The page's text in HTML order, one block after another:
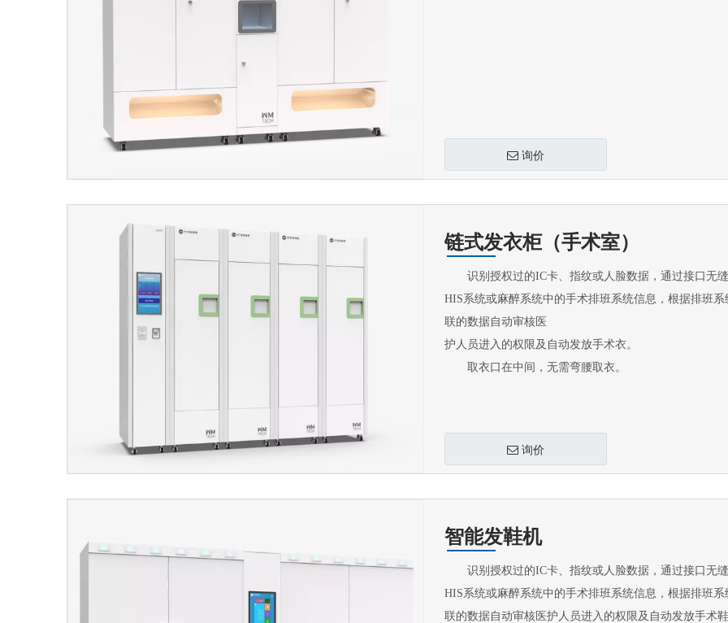
询价
链式发衣柜（手术室）
识别授权过的IC卡、指纹或人脸数据，通过接口无
HIS系统或麻醉系统中的手术排班系统信息，根据排班系
联的数据自动审核医
护人员进入的权限及自动发放手术衣。
取衣口在中间，无需弯腰取衣。
询价
智能发鞋机
识别授权过的IC卡、指纹或人脸数据，通过接口无
HIS系统或麻醉系统中的手术排班系统信息，根据排班系
联的数据自动审核医护人员进入的权限及自动发放手术